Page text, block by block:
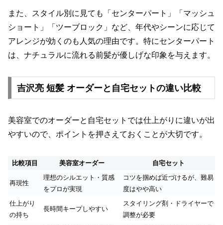
また、スタイル別に見ても「センターパート」「マッシュ
ショート」「ツーブロック」など、年代やシーンに応じて
アレンジが効くのも人気の理由です。特にセンターパート
は、ナチュラルに流れる前髪が優しげな印象を与えます。
吉沢亮 短髪 オーダーと自宅セットの違い比較
美容室でのオーダーと自宅セットでは仕上がりに違いが出
やすいので、ポイントを押さえておくことが大切です。
比較項目 美容室オーダー 自宅セット
再現性
理想のシルエット・質感
をプロが実現
コツを掴めば近づけるが、難易
度はやや高い
仕上がり
の持ち
長時間キープしやすい
スタイリング剤・ドライヤーで
調整が必要